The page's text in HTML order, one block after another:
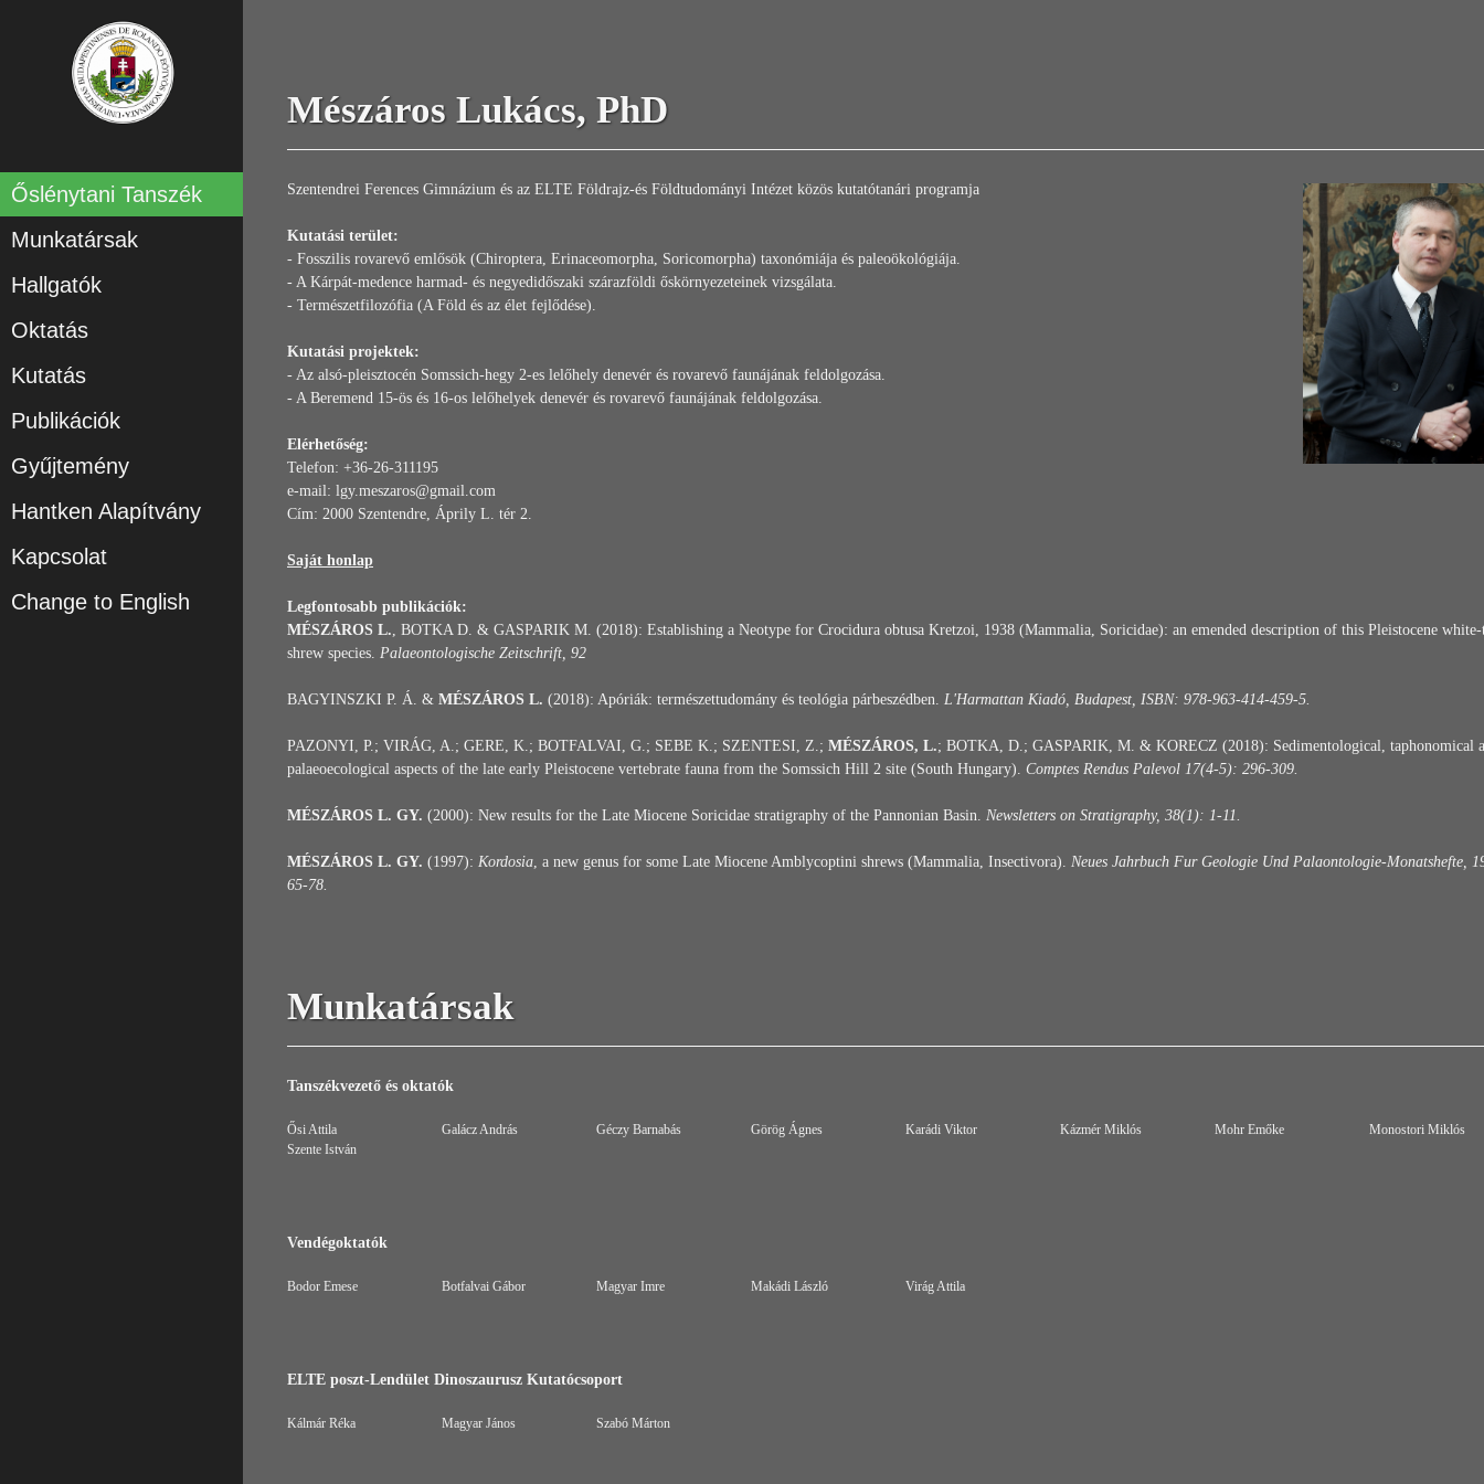
Őslénytani Tanszék
Munkatársak
Hallgatók
Oktatás
Kutatás
Publikációk
Gyűjtemény
Hantken Alapítvány
Kapcsolat
Change to English
Mészáros Lukács, PhD
Szentendrei Ferences Gimnázium és az ELTE Földrajz-és Földtudományi Intézet közös kutatótanári programja
Kutatási terület:
- Fosszilis rovarevő emlősök (Chiroptera, Erinaceomorpha, Soricomorpha) taxonómiája és paleoökológiája.
- A Kárpát-medence harmad- és negyedidőszaki szárazföldi őskörnyezeteinek vizsgálata.
- Természetfilozófia (A Föld és az élet fejlődése).
Kutatási projektek:
- Az alsó-pleisztocén Somssich-hegy 2-es lelőhely denevér és rovarevő faunájának feldolgozása.
- A Beremend 15-ös és 16-os lelőhelyek denevér és rovarevő faunájának feldolgozása.
Elérhetőség:
Telefon: +36-26-311195
e-mail: lgy.meszaros@gmail.com
Cím: 2000 Szentendre, Áprily L. tér 2.
Saját honlap
Legfontosabb publikációk:
MÉSZÁROS L., BOTKA D. & GASPARIK M. (2018): Establishing a Neotype for Crocidura obtusa Kretzoi, 1938 (Mammalia, Soricidae): an emended description of this Pleistocene white-
shrew species. Palaeontologische Zeitschrift, 92
BAGYINSZKI P. Á. & MÉSZÁROS L. (2018): Apóriák: természettudomány és teológia párbeszédben. L'Harmattan Kiadó, Budapest, ISBN: 978-963-414-459-5.
PAZONYI, P.; VIRÁG, A.; GERE, K.; BOTFALVAI, G.; SEBE K.; SZENTESI, Z.; MÉSZÁROS, L.; BOTKA, D.; GASPARIK, M. & KORECZ (2018): Sedimentological, taphonomical
palaeoecological aspects of the late early Pleistocene vertebrate fauna from the Somssich Hill 2 site (South Hungary). Comptes Rendus Palevol 17(4-5): 296-309.
MÉSZÁROS L. GY. (2000): New results for the Late Miocene Soricidae stratigraphy of the Pannonian Basin. Newsletters on Stratigraphy, 38(1): 1-11.
MÉSZÁROS L. GY. (1997): Kordosia, a new genus for some Late Miocene Amblycoptini shrews (Mammalia, Insectivora). Neues Jahrbuch Fur Geologie Und Palaontologie-Monatshefte,
65-78.
Munkatársak
Tanszékvezető és oktatók
Ősi Attila Galácz András Géczy Barnabás Görög Ágnes Karádi Viktor Kázmér Miklós Mohr Emőke
Monostori Miklós
Szente István
Vendégoktatók
Bodor Emese Botfalvai Gábor Magyar Imre Makádi László Virág Attila
ELTE poszt-Lendület Dinoszaurusz Kutatócsoport
Kálmár Réka Magyar János Szabó Márton